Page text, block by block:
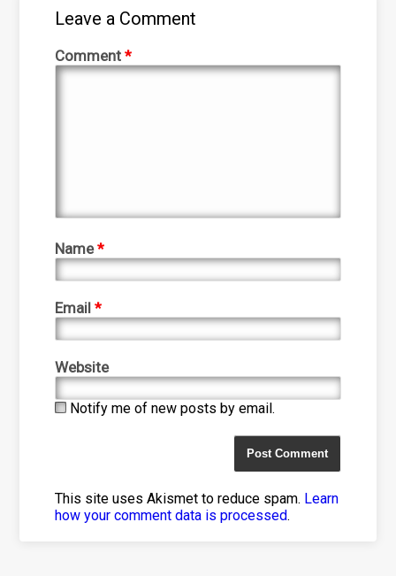
Leave a Comment
Comment*
Name*
Email*
Website
Notify me of new posts by email.
This site uses Akismet to reduce spam. Learn
how your comment data is processed.